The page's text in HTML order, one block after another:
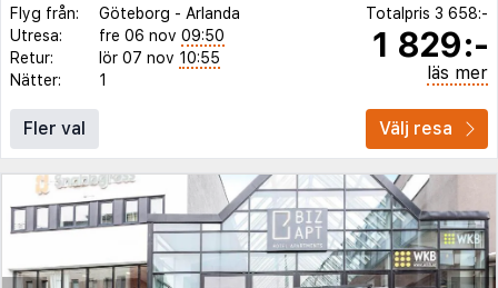
Flyg från: Göteborg - Arlanda
Utresa:
fre 06 nov 09:50
Retur:
lör 07 nov 10:55
Nätter:
1
Totalpris 3 658:-
1 829:-
läs mer
Fler val Välj resa